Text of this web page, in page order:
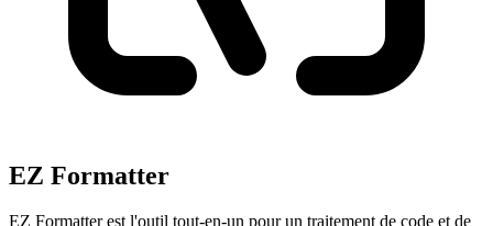
EZ Formatter
EZ Formatter est l'outil tout-en-un pour un traitement de code et de